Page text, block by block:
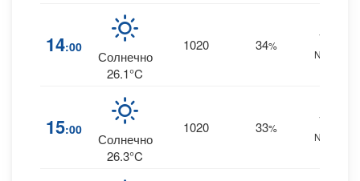
14:00
Солнечно
26.1°C
1020 34%
18
NNE
15:00
Солнечно
26.3°C
1020 33%
18
NNE